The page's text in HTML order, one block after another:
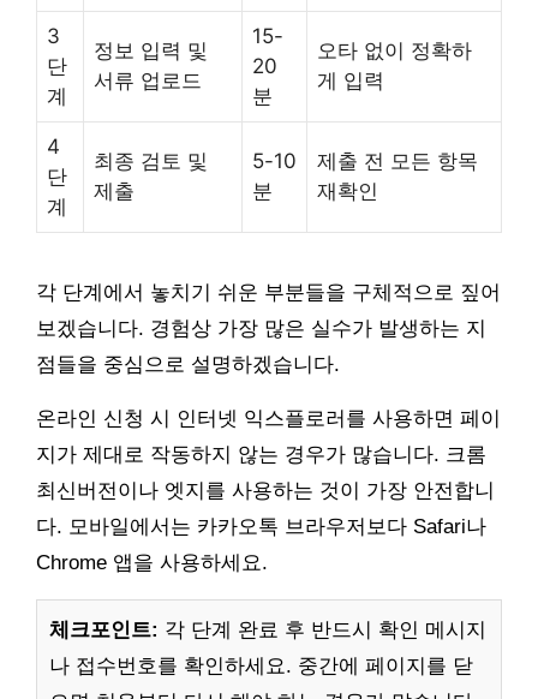
3
단
계
정보 입력 및
서류 업로드
15-
20
분
오타 없이 정확하
게 입력
4
단
계
최종 검토 및
제출
5-10
분
제출 전 모든 항목
재확인
각 단계에서 놓치기 쉬운 부분들을 구체적으로 짚어
보겠습니다. 경험상 가장 많은 실수가 발생하는 지
점들을 중심으로 설명하겠습니다.
온라인 신청 시 인터넷 익스플로러를 사용하면 페이
지가 제대로 작동하지 않는 경우가 많습니다. 크롬
최신버전이나 엣지를 사용하는 것이 가장 안전합니
다. 모바일에서는 카카오톡 브라우저보다 Safari나
Chrome 앱을 사용하세요.
체크포인트: 각 단계 완료 후 반드시 확인 메시지
나 접수번호를 확인하세요. 중간에 페이지를 닫